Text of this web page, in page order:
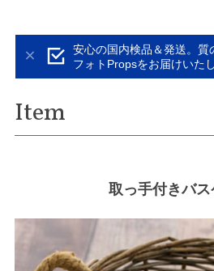
安心の国内検品＆発送。質
フォトPropsをお届けいたし
Item
取っ手付きバス